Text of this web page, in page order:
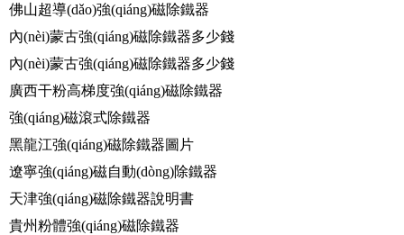
佛山超導(dǎo)強(qiáng)磁除鐵器
內(nèi)蒙古強(qiáng)磁除鐵器多少錢
內(nèi)蒙古強(qiáng)磁除鐵器多少錢
廣西干粉高梯度強(qiáng)磁除鐵器
強(qiáng)磁滾式除鐵器
黑龍江強(qiáng)磁除鐵器圖片
遼寧強(qiáng)磁自動(dòng)除鐵器
天津強(qiáng)磁除鐵器說明書
貴州粉體強(qiáng)磁除鐵器